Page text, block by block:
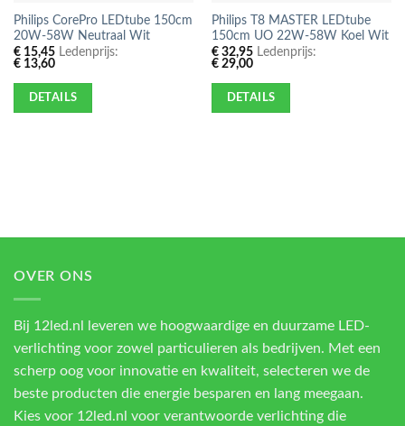
Philips CorePro LEDtube 150cm
20W-58W Neutraal Wit
€15,45Ledenprijs:
€13,60
DETAILS
Philips T8 MASTER LEDtube
150cm UO 22W-58W Koel Wit
€32,95Ledenprijs:
€29,00
DETAILS
OVER ONS
Bij 12led.nl leveren we hoogwaardige en duurzame LED-
verlichting voor zowel particulieren als bedrijven. Met een
scherp oog voor innovatie en kwaliteit, selecteren we de
beste producten die energie besparen en lang meegaan.
Kies voor 12led.nl voor verantwoorde verlichting die